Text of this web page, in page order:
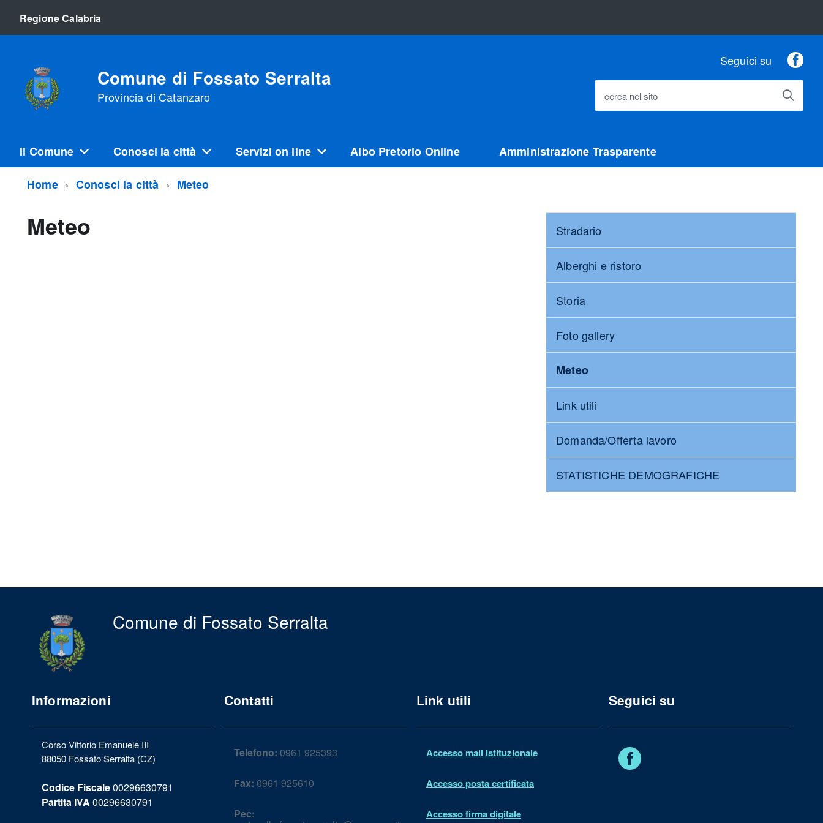
Regione Calabria
Comune di Fossato Serralta
Provincia di Catanzaro
Seguici su
cerca nel sito
Il Comune Conosci la città Servizi on line Albo Pretorio Online Amministrazione Trasparente
Home Conosci la città Meteo
Meteo Stradario
Alberghi e ristoro
Storia
Foto gallery
Meteo
Link utili
Domanda/Offerta lavoro
STATISTICHE DEMOGRAFICHE
Comune di Fossato Serralta
Informazioni
Corso Vittorio Emanuele III
88050 Fossato Serralta (CZ)
Codice Fiscale00296630791
Partita IVA 00296630791
Contatti
Telefono: 0961 925393
Fax: 0961 925610
Pec:
Link utili
Accesso mail Istituzionale
Accesso posta certificata
Accesso firma digitale
Seguici su